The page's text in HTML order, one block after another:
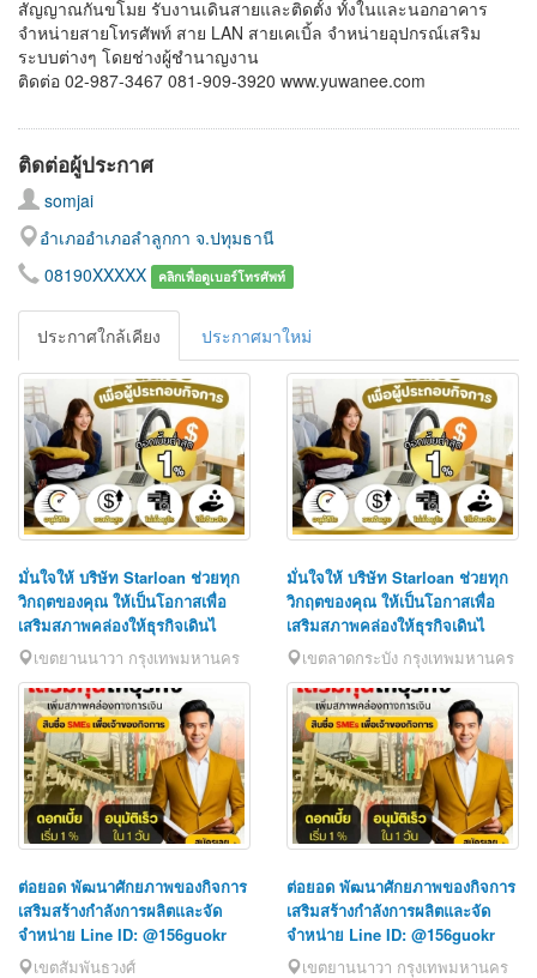
สัญญาณกันขโมย รับงานเดินสายและติดตั้ง ทั้งในและนอกอาคาร
จำหน่ายสายโทรศัพท์ สาย LAN สายเคเบิ้ล จำหน่ายอุปกรณ์เสริม
ระบบต่างๆ โดยช่างผู้ชำนาญงาน
ติดต่อ 02-987-3467 081-909-3920 www.yuwanee.com
ติดต่อผู้ประกาศ
somjai
อำเภออำเภอลำลูกกา จ.ปทุมธานี
08190XXXXX
คลิกเพื่อดูเบอร์โทรศัพท์
ประกาศใกล้เคียง ประกาศมาใหม่
มั่นใจให้ บริษัท Starloan ช่วยทุก
วิกฤตของคุณ ให้เป็นโอกาสเพื่อ
เสริมสภาพคล่องให้ธุรกิจเดินไ
เขตยานนาวา กรุงเทพมหานคร
มั่นใจให้ บริษัท Starloan ช่วยทุก
วิกฤตของคุณ ให้เป็นโอกาสเพื่อ
เสริมสภาพคล่องให้ธุรกิจเดินไ
เขตลาดกระบัง กรุงเทพมหานคร
ต่อยอด พัฒนาศักยภาพของกิจการ
เสริมสร้างกำลังการผลิตและจัด
จำหน่าย Line ID: @156guokr
เขตสัมพันธวงศ์
ต่อยอด พัฒนาศักยภาพของกิจการ
เสริมสร้างกำลังการผลิตและจัด
จำหน่าย Line ID: @156guokr
เขตยานนาวา กรุงเทพมหานคร